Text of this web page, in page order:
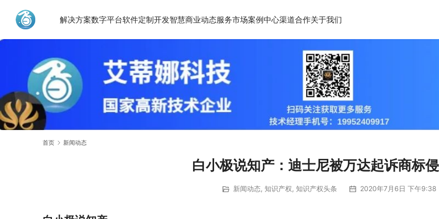
解决方案数字平台软件定制开发智慧商业动态服务市场案例中心渠道合作关于我们
首页 新闻动态
白小极说知产：迪士尼被万达起诉商标
新闻动态, 知识产权, 知识产权头条 2020年7月6日 下午9:38